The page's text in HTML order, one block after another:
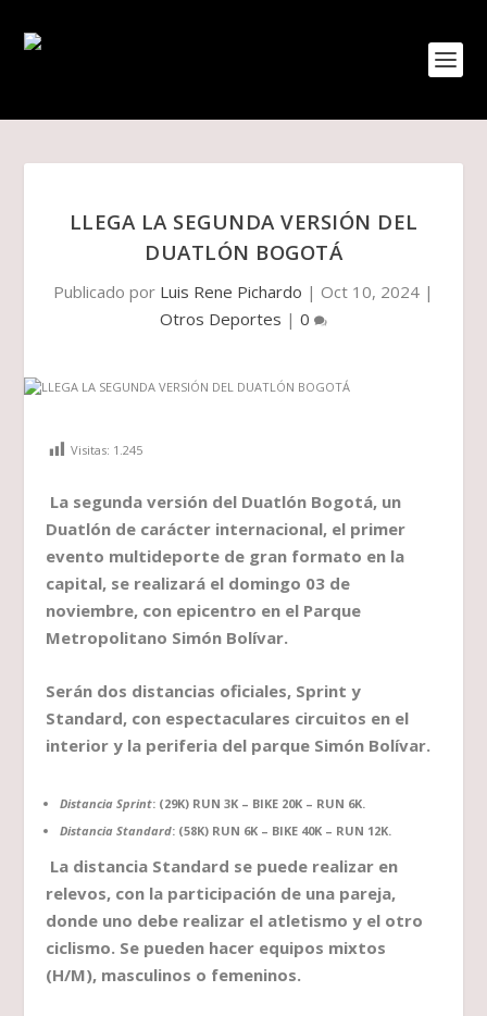
LLEGA LA SEGUNDA VERSIÓN DEL
DUATLÓN BOGOTÁ
Publicado por Luis Rene Pichardo | Oct 10, 2024 |
Otros Deportes | 0
Visitas: 1.245
La segunda versión del Duatlón Bogotá, un
Duatlón de carácter internacional, el primer
evento multideporte de gran formato en la
capital, se realizará el domingo 03 de
noviembre, con epicentro en el Parque
Metropolitano Simón Bolívar.
Serán dos distancias oficiales, Sprint y
Standard, con espectaculares circuitos en el
interior y la periferia del parque Simón Bolívar.
Distancia Sprint: (29K) RUN 3K – BIKE 20K – RUN 6K.
Distancia Standard: (58K) RUN 6K – BIKE 40K – RUN 12K.
La distancia Standard se puede realizar en
relevos, con la participación de una pareja,
donde uno debe realizar el atletismo y el otro
ciclismo. Se pueden hacer equipos mixtos
(H/M), masculinos o femeninos.